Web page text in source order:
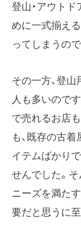
登山・アウト
めに一式揃え
ってしまうの
その一方、登
人も多いので
で売れるお店
も、既存の古
イテムばかり
せんでした。
ニーズを満た
要だと思うに至